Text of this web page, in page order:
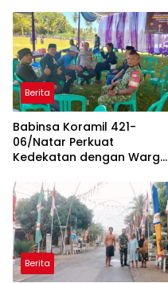
Berita
Babinsa Koramil 421-
06/Natar Perkuat
Kedekatan dengan Warga
Sinergi di Natar dan
Tegineneng
Berita